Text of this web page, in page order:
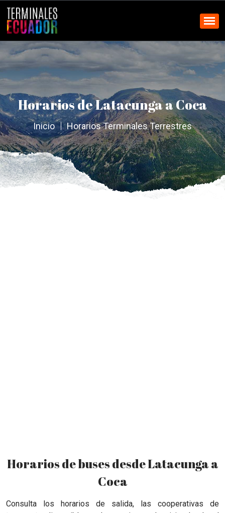
Horarios de Latacunga a Coca
Inicio Horarios Terminales Terrestres
Horarios de buses desde Latacunga a
Coca
Consulta los horarios de salida, las cooperativas de